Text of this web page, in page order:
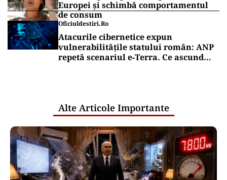
ORAȘUL MEU
Bucureștiul va fi curat până în 2033. Să
sperăm că mai prindem momentul
nu al țărilor
Puterea Financiara
Canicula pune presiune pe economia
Europei și schimbă comportamentul
de consum
Oficiuldestiri.ro